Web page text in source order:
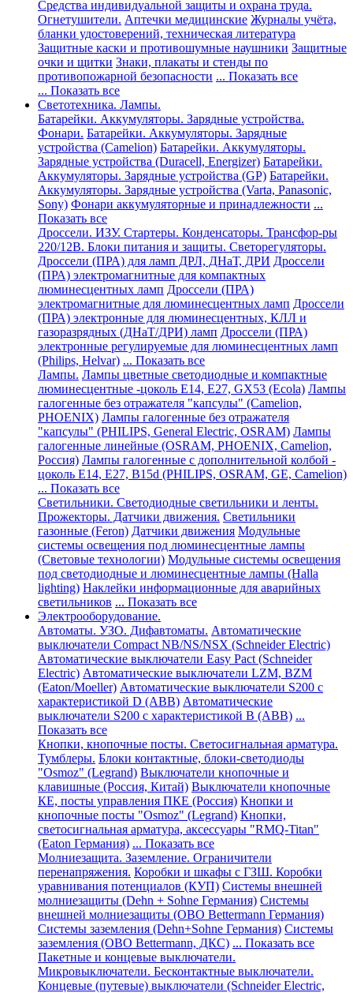
Средства индивидуальной защиты и охрана труда.
Огнетушители. Аптечки медицинские Журналы учёта,
бланки удостоверений, техническая литература
Защитные каски и противошумные наушники Защитные
очки и щитки Знаки, плакаты и стенды по
противопожарной безопасности ... Показать все
... Показать все
Светотехника. Лампы.
Батарейки. Аккумуляторы. Зарядные устройства.
Фонари. Батарейки. Аккумуляторы. Зарядные
устройства (Camelion) Батарейки. Аккумуляторы.
Зарядные устройства (Duracell, Energizer) Батарейки.
Аккумуляторы. Зарядные устройства (GP) Батарейки.
Аккумуляторы. Зарядные устройства (Varta, Panasonic,
Sony) Фонари аккумуляторные и принадлежности ...
Показать все
Дроссели. ИЗУ. Стартеры. Конденсаторы. Трансфор-ры
220/12В. Блоки питания и защиты. Светорегуляторы.
Дроссели (ПРА) для ламп ДРЛ, ДНаТ, ДРИ Дроссели
(ПРА) электромагнитные для компактных
люминесцентных ламп Дроссели (ПРА)
электромагнитные для люминесцентных ламп Дроссели
(ПРА) электронные для люминесцентных, КЛЛ и
газоразрядных (ДНаТ/ДРИ) ламп Дроссели (ПРА)
электронные регулируемые для люминесцентных ламп
(Philips, Helvar) ... Показать все
Лампы. Лампы цветные светодиодные и компактные
люминесцентные -цоколь E14, Е27, GX53 (Ecola) Лампы
галогенные без отражателя "капсулы" (Camelion,
PHOENIX) Лампы галогенные без отражателя
"капсулы" (PHILIPS, General Electric, OSRAM) Лампы
галогенные линейные (OSRAM, PHOENIX, Camelion,
Россия) Лампы галогенные с дополнительной колбой -
цоколь Е14, Е27, В15d (PHILIPS, OSRAM, GE, Camelion)
... Показать все
Светильники. Светодиодные светильники и ленты.
Прожекторы. Датчики движения. Cветильники
газонные (Feron) Датчики движения Модульные
системы освещения под люминесцентные лампы
(Световые технологии) Модульные системы освещения
под светодиодные и люминесцентные лампы (Halla
lighting) Наклейки информационные для аварийных
светильников ... Показать все
Электрооборудование.
Автоматы. УЗО. Дифавтоматы. Автоматические
выключатели Compact NB/NS/NSX (Schneider Electric)
Автоматические выключатели Easy Pact (Schneider
Electric) Автоматические выключатели LZM, BZM
(Eaton/Moeller) Автоматические выключатели S200 с
характеристикой D (АВВ) Автоматические
выключатели S200 с характеристикой В (АВВ) ...
Показать все
Кнопки, кнопочные посты. Светосигнальная арматура.
Тумблеры. Блоки контактные, блоки-светодиоды
"Osmoz" (Legrand) Выключатели кнопочные и
клавишные (Россия, Китай) Выключатели кнопочные
КЕ, посты управления ПКЕ (Россия) Кнопки и
кнопочные посты "Osmoz" (Legrand) Кнопки,
светосигнальная арматура, аксессуары "RMQ-Titan"
(Eaton Германия) ... Показать все
Молниезащита. Заземление. Ограничители
перенапряжения. Коробки и шкафы с ГЗШ. Коробки
уравнивания потенциалов (КУП) Системы внешней
молниезащиты (Dehn + Sohne Германия) Системы
внешней молниезащиты (ОВО Bettermann Германия)
Системы заземления (Dehn+Sohne Германия) Системы
заземления (ОВО Bettermann, ДКС) ... Показать все
Пакетные и концевые выключатели.
Микровыключатели. Бесконтактные выключатели.
Концевые (путевые) выключатели (Schneider Electric,